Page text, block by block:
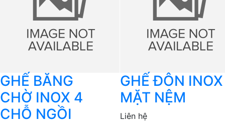
GHẾ BĂNG
CHỜ INOX 4
CHỖ NGỒI
GHẾ ĐÔN INOX
MẶT NỆM
Liên hệ